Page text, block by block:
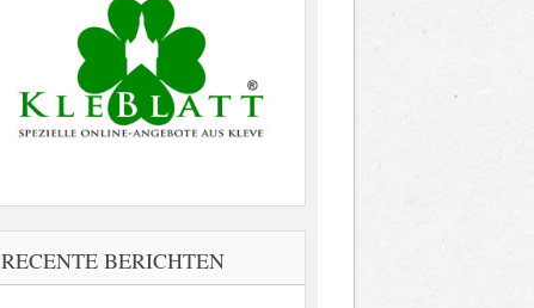
RECENTE BERICHTEN